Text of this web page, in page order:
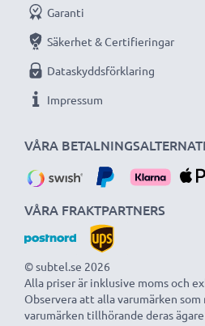
VÅRA
Garanti
Säkerhet & Certifieringar
Dataskyddsförklaring
Impressum
VÅRA FRAKTPARTNERS
© subtel.se 2026
Alla priser är inklusive moms och
Observera att alla varumärken
varumärken tillhörande deras